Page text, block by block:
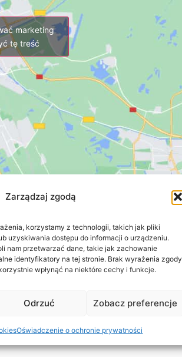
Zarządzaj zgodą
korzystamy z technologii, takich jak pliki
uzyskiwania dostępu do informacji o urządzeniu.
nam przetwarzać dane, takie jak zachowanie
identyfikatory na tej stronie. Brak wyrażenia zgody
wpłynąć na niektóre cechy i funkcje.
Odrzuć Zobacz preferencje
Oświadczenie o ochronie prywatności
marketing
tę treść
Birkenau w